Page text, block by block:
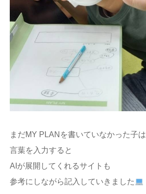
まだMY PLANを書いていなかった子は
言葉を入力すると
AIが展開してくれるサイトも
参考にしながら記入していきました